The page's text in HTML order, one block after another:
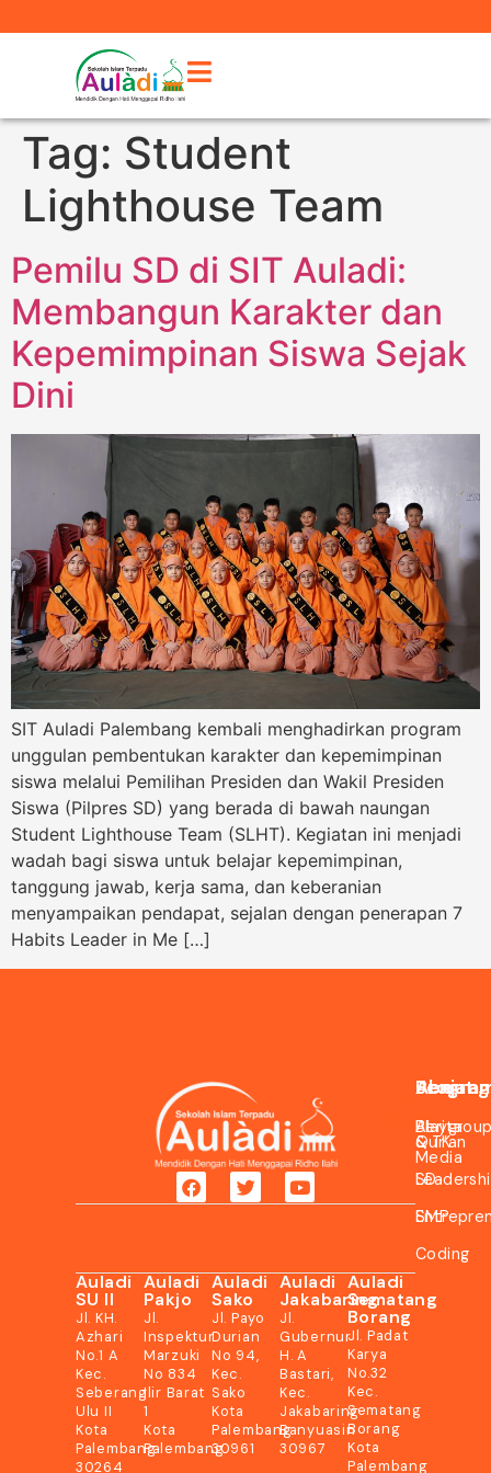
Tag: Student
Lighthouse Team
Pemilu SD di SIT Auladi:
Membangun Karakter dan
Kepemimpinan Siswa Sejak
Dini
SIT Auladi Palembang kembali menghadirkan program
unggulan pembentukan karakter dan kepemimpinan
siswa melalui Pemilihan Presiden dan Wakil Presiden
Siswa (Pilpres SD) yang berada di bawah naungan
Student Lighthouse Team (SLHT). Kegiatan ini menjadi
wadah bagi siswa untuk belajar kepemimpinan,
tanggung jawab, kerja sama, dan keberanian
menyampaikan pendapat, sejalan dengan penerapan 7
Habits Leader in Me […]
About
Berita
&
Media
Jenjang
& TK
SD
SMP
Al-
Qur’an
Coding
Sekarang
Auladi
SU II
Jl. KH.
Azhari
No.1 A
Kec.
Seberang
Ulu II
Kota
Palembang
30264
Auladi
Pakjo
Jl.
Inspektur
Marzuki
No 834
Ilir Barat
1
Kota
Palembang
Auladi
Sako
Jl. Payo
Durian
No 94,
Kec.
Sako
Kota
Palembang
30961
Auladi
Jakabaring
Jl.
Gubernur
H. A
Bastari,
Kec.
Jakabaring
Banyuasin
30967
Auladi
Sematang
Borang
Jl. Padat
Karya
No.32
Kec.
Sematang
Borang
Kota
Palembang